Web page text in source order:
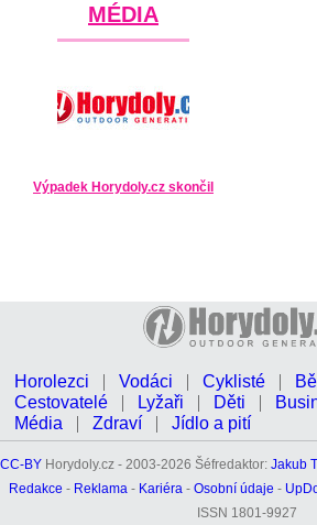
MÉDIA
Výpadek Horydoly.cz skončil
Horolezci Vodáci Cyklisté
Cestovatelé
Lyžaři Děti
Média
Zdraví Jídlo a pití
CC-BY Horydoly.cz - 2003-2026 Šéfredaktor: Jakub
Redakce - Reklama - Kariéra - Osobní údaje -
ISSN 1801-9927